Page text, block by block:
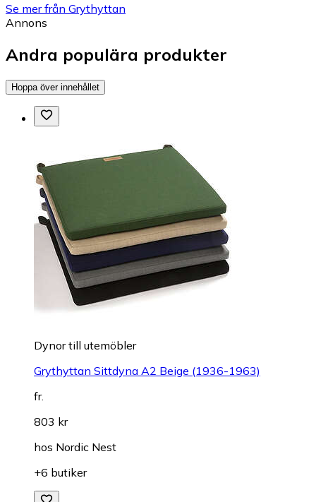
Se mer från Grythyttan
Annons
Andra populära produkter
Hoppa över innehållet
Dynor till utemöbler
Grythyttan Sittdyna A2 Beige (1936-1963)
fr.
803 kr
hos Nordic Nest
+6 butiker